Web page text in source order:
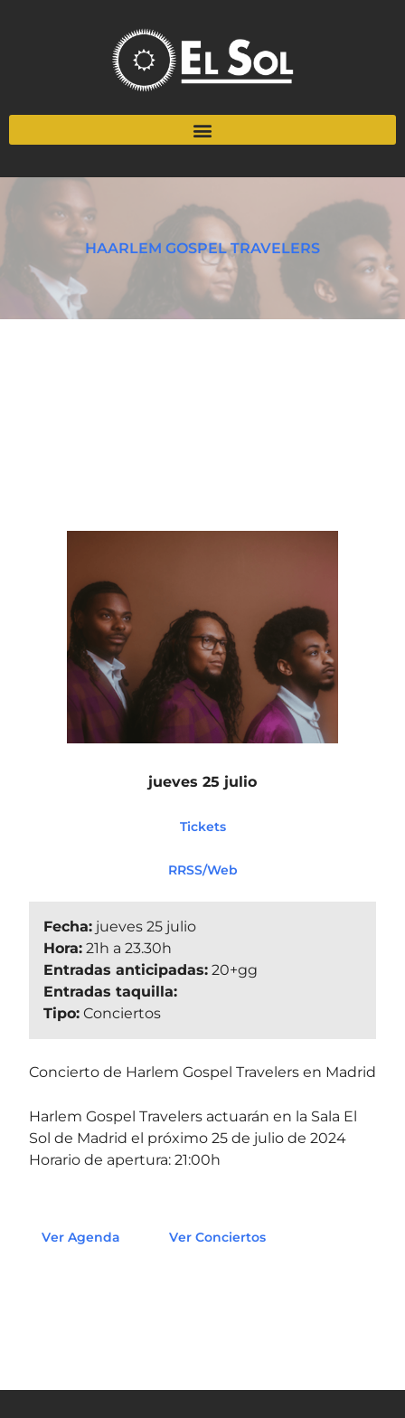
HAARLEM GOSPEL TRAVELERS
jueves 25 julio
Tickets
RRSS/Web
Fecha: jueves 25 julio
Hora: 21h a 23.30h
Entradas anticipadas: 20+gg
Entradas taquilla:
Tipo: Conciertos
Concierto de Harlem Gospel Travelers en Madrid
Harlem Gospel Travelers actuarán en la Sala El
Sol de Madrid el próximo 25 de julio de 2024
Horario de apertura: 21:00h
Ver Agenda Ver Conciertos